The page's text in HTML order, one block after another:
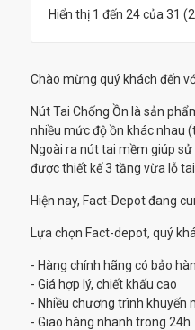
Hiển thị 1 đến 24 của 31
Chào mừng quý khách đến
Nút Tai Chống Ồn là sản
nhiều mức độ ồn khác nhau
Ngoài ra nút tai mềm giúp
được thiết kế 3 tầng vừa lỗ
Hiện nay, Fact-Depot đang
Lựa chọn Fact-depot, quý
- Hàng chính hãng có bảo
- Giá hợp lý, chiết khấu cao
- Nhiều chương trình khuyến
- Giao hàng nhanh trong 24h